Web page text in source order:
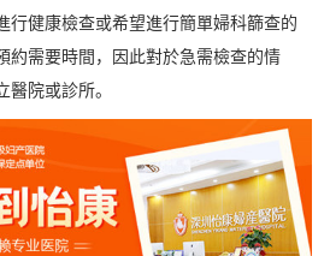
行健康檢查或希望進行簡單婦科篩查的
約需要時間，因此對於急需檢查的情
院或診所。